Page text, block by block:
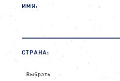
ИМЯ:
СТРАНА: